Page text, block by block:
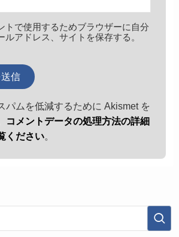
トで使用するためブラウザーに自分
ルアドレス、サイトを保存する。
パムを低減するために Akismet を
コメントデータの処理方法の詳細
ください。